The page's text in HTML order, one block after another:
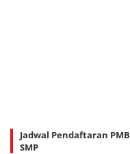
Jadwal Pendaftaran PMB
SMP